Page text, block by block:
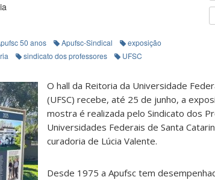
50 anos Apufsc-Sindical
exposição
sindicato dos professores UFSC
O hall da Reitoria da Universidade
(UFSC) recebe, até 25 de junho, a
mostra é realizada pelo Sindicato dos
Universidades Federais de Santa
curadoria de Lúcia Valente.
Desde 1975 a Apufsc tem